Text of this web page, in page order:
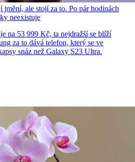
ale stojí za to. Po pár hodinách
neexistuje
na 53 999 Kč, ta nejdražší se blíží
za to dává telefon, který se ve
snáz než Galaxy S23 Ultra.